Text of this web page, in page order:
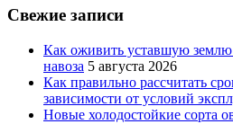
Свежие записи
Как оживить уставшую
навоза 5 августа 2026
Как правильно рассчитать
зависимости от условий
Новые холодостойкие сорта